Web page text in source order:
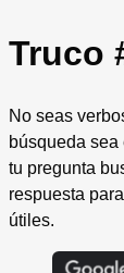
Truco
No seas
búsqueda
tu pregunta
respuesta
útiles.